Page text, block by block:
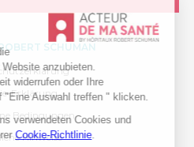
SCHUMAN
Erklärung
Bedingungen
Hinweise